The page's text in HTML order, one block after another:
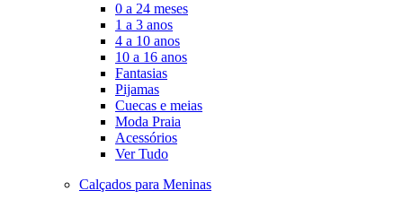
0 a 24 meses
1 a 3 anos
4 a 10 anos
10 a 16 anos
Fantasias
Pijamas
Cuecas e meias
Moda Praia
Acessórios
Ver Tudo
Calçados para Meninas